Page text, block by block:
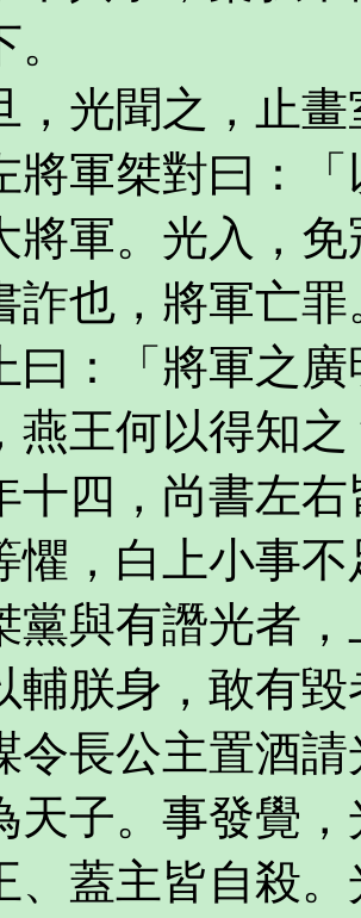
聞之，止畫
將軍桀對曰：
將軍。光入，
詐也，將軍亡
曰：「將軍之
燕王何以得知
十四，尚書左
懼，白上小事
有譖光者，
輔朕身，敢有
令長公主置酒
天子。事發覺
、蓋主皆自殺